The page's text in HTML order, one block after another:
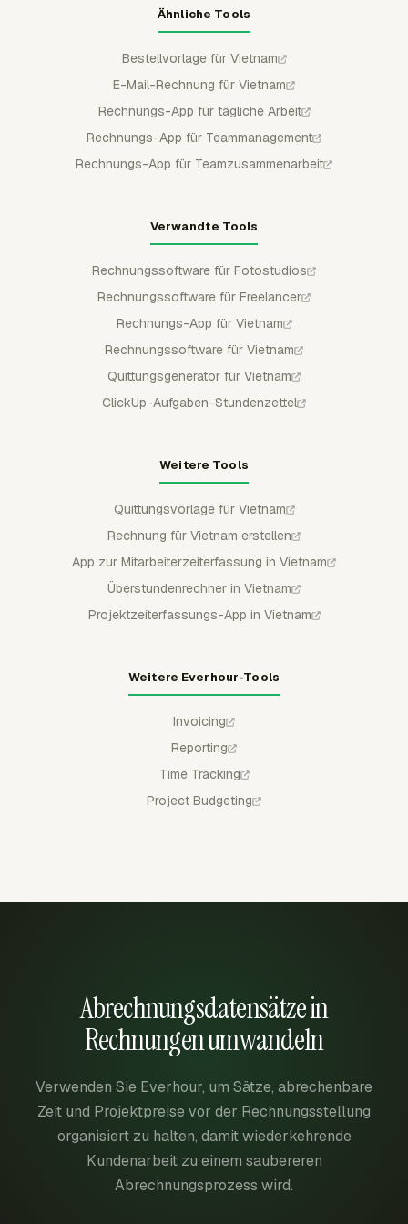
Ähnliche Tools
Bestellvorlage für Vietnam
E-Mail-Rechnung für Vietnam
Rechnungs-App für tägliche Arbeit
Rechnungs-App für Teammanagement
Rechnungs-App für Teamzusammenarbeit
Verwandte Tools
Rechnungssoftware für Fotostudios
Rechnungssoftware für Freelancer
Rechnungs-App für Vietnam
Rechnungssoftware für Vietnam
Quittungsgenerator für Vietnam
ClickUp-Aufgaben-Stundenzettel
Weitere Tools
Quittungsvorlage für Vietnam
Rechnung für Vietnam erstellen
App zur Mitarbeiterzeiterfassung in Vietnam
Überstundenrechner in Vietnam
Projektzeiterfassungs-App in Vietnam
Weitere Everhour-Tools
Invoicing
Reporting
Time Tracking
Project Budgeting
Abrechnungsdatensätze in
Rechnungen umwandeln
Verwenden Sie Everhour, um Sätze, abrechenbare
Zeit und Projektpreise vor der Rechnungsstellung
organisiert zu halten, damit wiederkehrende
Kundenarbeit zu einem saubereren
Abrechnungsprozess wird.